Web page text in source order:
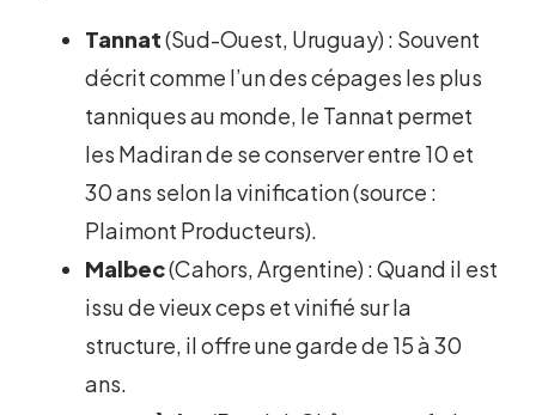
Tannat(Sud-Ouest, Uruguay) : Souvent
décrit comme l’un des cépages les plus
tanniques au monde, le Tannat permet
les Madiran de se conserver entre 10 et
30 ans selon la vinification (source :
Plaimont Producteurs).
Malbec(Cahors, Argentine) : Quand il est
issu de vieux ceps et vinifié sur la
structure, il offre une garde de 15 à 30
ans.